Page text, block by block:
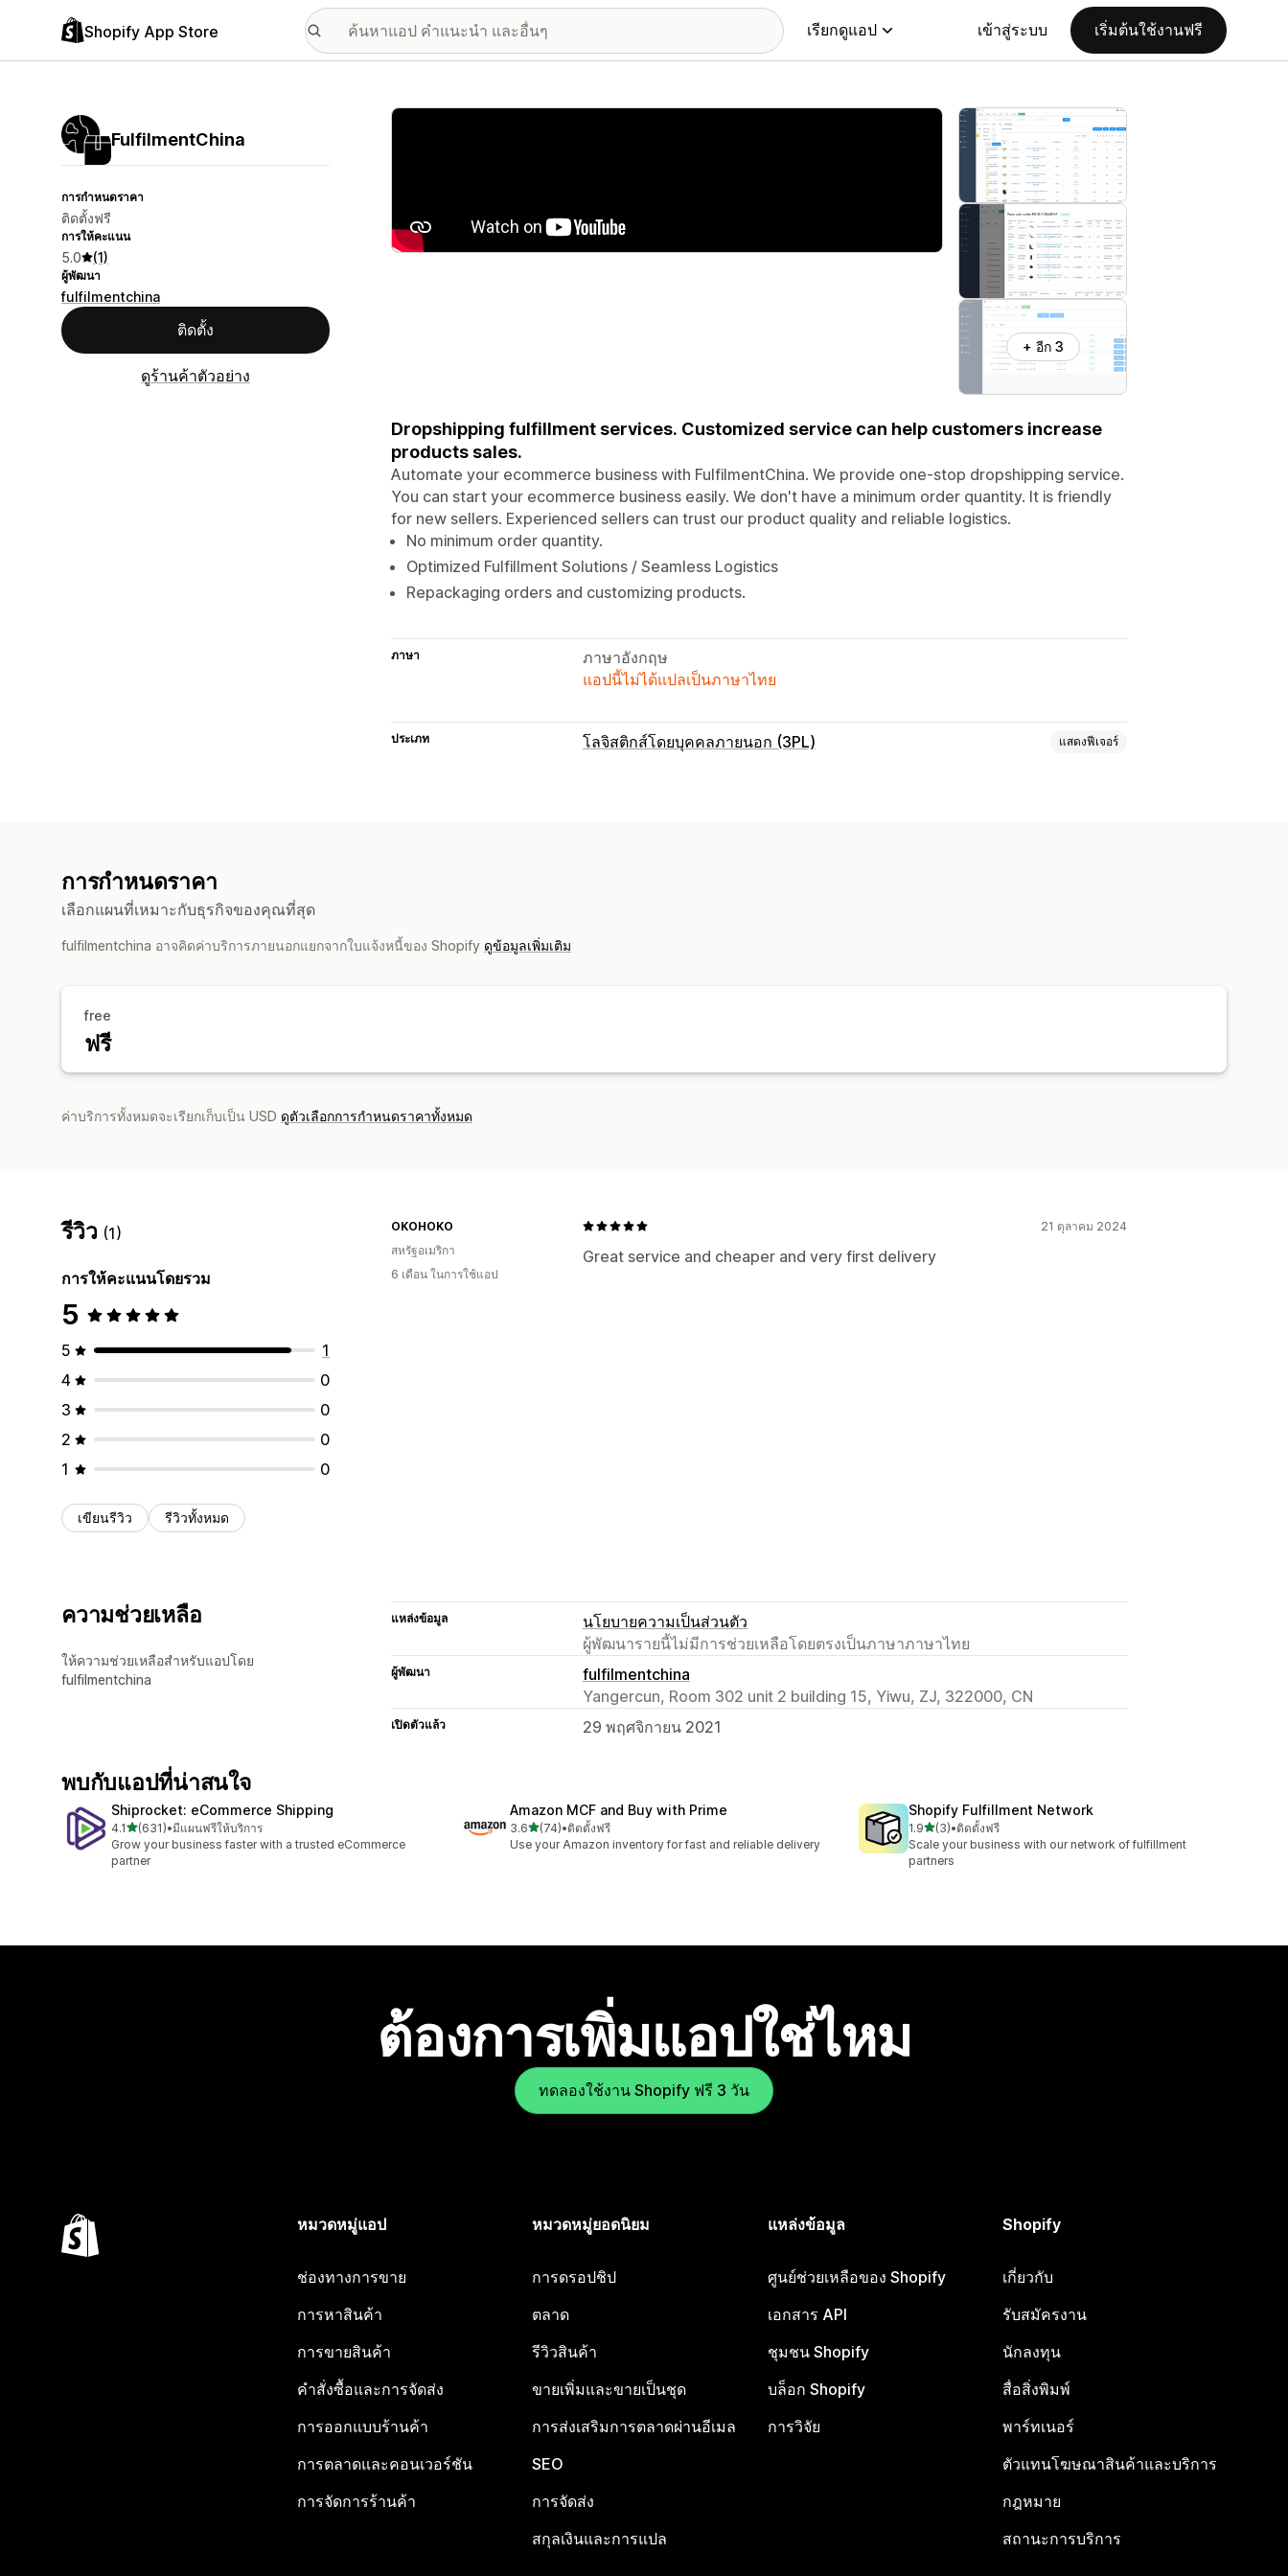
Shopify App Store เรียกดูแอป เข้าสู่ระบบ เริ่มต้นใช้งานฟรี
FulfilmentChina
การกำหนดราคา
ติดตั้งฟรี
การให้คะแนน
5.0 (1)
ผู้พัฒนา
fulfilmentchina
ติดตั้ง
ดูร้านค้าตัวอย่าง
แกลเลอรีรูปภาพที่แสดง
+ อีก 3
Dropshipping fulfillment services. Customized service can help customers increase
products sales.
Automate your ecommerce business with FulfilmentChina. We provide one-stop dropshipping service.
You can start your ecommerce business easily. We don't have a minimum order quantity. It is friendly
for new sellers. Experienced sellers can trust our product quality and reliable logistics.
No minimum order quantity.
Optimized Fulfillment Solutions / Seamless Logistics
Repackaging orders and customizing products.
ภาษา
ภาษาอังกฤษ
แอปนี้ไม่ได้แปลเป็นภาษาไทย
ประเภท โลจิสติกส์โดยบุคคลภายนอก (3PL) แสดงฟีเจอร์
การกำหนดราคา
เลือกแผนที่เหมาะกับธุรกิจของคุณที่สุด
fulfilmentchina อาจคิดค่าบริการภายนอกแยกจากใบแจ้งหนี้ของ Shopify ดูข้อมูลเพิ่มเติม
free
ฟรี
ค่าบริการทั้งหมดจะเรียกเก็บเป็น USD ดูตัวเลือกการกำหนดราคาทั้งหมด
รีวิว (1)
การให้คะแนนโดยรวม
5
5
1
4
0
3
0
2
0
1
0
เขียนรีวิว รีวิวทั้งหมด
21 ตุลาคม 2024
Great service and cheaper and very first delivery
OKOHOKO
สหรัฐอเมริกา
6 เดือน ในการใช้แอป
ความช่วยเหลือ
ให้ความช่วยเหลือสำหรับแอปโดย
fulfilmentchina
แหล่งข้อมูล
นโยบายความเป็นส่วนตัว
ผู้พัฒนารายนี้ไม่มีการช่วยเหลือโดยตรงเป็นภาษาภาษาไทย
ผู้พัฒนา
fulfilmentchina
Yangercun, Room 302 unit 2 building 15, Yiwu, ZJ, 322000, CN
เปิดตัวแล้ว 29 พฤศจิกายน 2021
พบกับแอปที่น่าสนใจ
Shiprocket: eCommerce Shipping
4.1เต็ม 5 ดาว
(631)
ทั้งหมด 631 รีวิว
•มีแผนฟรีให้บริการ
Grow your business faster with a trusted eCommerce
partner
Amazon MCF and Buy with Prime
3.6เต็ม 5 ดาว
(74)
ทั้งหมด 74 รีวิว
•ติดตั้งฟรี
Use your Amazon inventory for fast and reliable delivery
Shopify Fulfillment Network
1.9เต็ม 5 ดาว
(3)
ทั้งหมด 3 รีวิว
•ติดตั้งฟรี
Scale your business with our network of fulfillment
partners
ต้องการเพิ่มแอปใช่ไหม
ทดลองใช้งาน Shopify ฟรี 3 วัน
หมวดหมู่แอป
ช่องทางการขาย
การหาสินค้า
การขายสินค้า
คำสั่งซื้อและการจัดส่ง
การออกแบบร้านค้า
การตลาดและคอนเวอร์ชัน
การจัดการร้านค้า
หมวดหมู่ยอดนิยม
การดรอปชิป
ตลาด
รีวิวสินค้า
ขายเพิ่มและขายเป็นชุด
การส่งเสริมการตลาดผ่านอีเมล
SEO
การจัดส่ง
สกุลเงินและการแปล
แหล่งข้อมูล
ศูนย์ช่วยเหลือของ Shopify
เอกสาร API
ชุมชน Shopify
บล็อก Shopify
การวิจัย
Shopify
เกี่ยวกับ
รับสมัครงาน
นักลงทุน
สื่อสิ่งพิมพ์
พาร์ทเนอร์
ตัวแทนโฆษณาสินค้าและบริการ
กฎหมาย
สถานะการบริการ